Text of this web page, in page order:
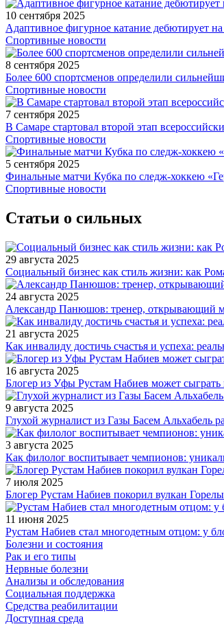
10 сентября 2025
Адаптивное фигурное катание дебютирует
Спортивные новости
8 сентября 2025
Более 600 спортсменов определили
Спортивные новости
7 сентября 2025
В Самаре стартовал второй этап
Спортивные новости
5 сентября 2025
Финальные матчи Кубка по следж-хоккею
Спортивные новости
Статьи о сильных
29 августа 2025
Социальный бизнес как стиль жизни: как
24 августа 2025
Александр Панюшов: тренер, открывающий
21 августа 2025
Как инвалиду достичь счастья и успеха:
16 августа 2025
Блогер из Уфы Рустам Набиев может
9 августа 2025
Глухой журналист из Газы Басем Альхабель
3 августа 2025
Как филолог воспитывает чемпионов:
7 июля 2025
Блогер Рустам Набиев покорил вулкан
11 июня 2025
Рустам Набиев стал многодетным отцом: у
Болезни и состояния
Рак и его типы
Нервные болезни
Анализы и обследования
Социальная поддержка
Средства реабилитации
Доступная среда